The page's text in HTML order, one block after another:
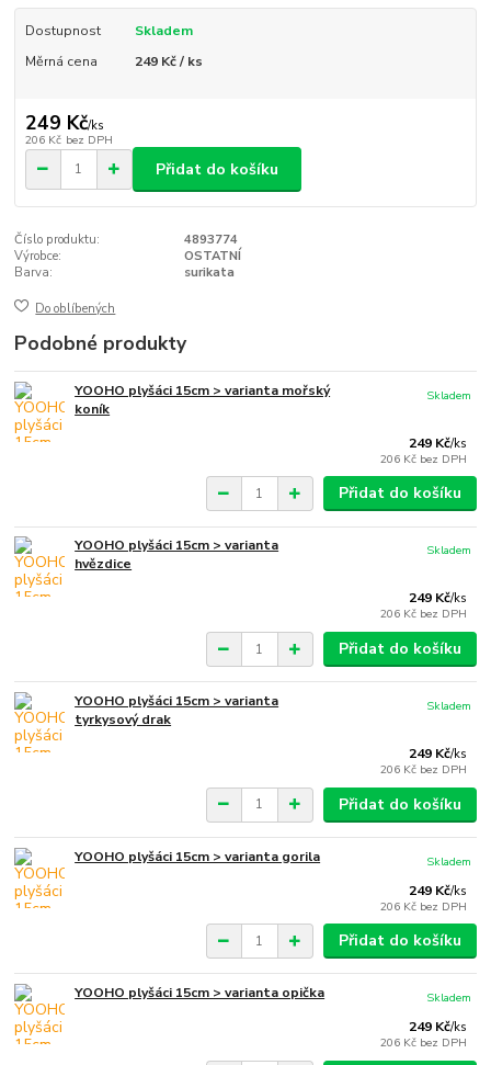
Dostupnost
Skladem
Měrná cena
249 Kč / ks
249 Kč/ks
206 Kč bez DPH
Přidat do košíku
Číslo produktu:
4893774
Výrobce:
OSTATNÍ
Barva:
surikata
Do oblíbených
Podobné produkty
YOOHO plyšáci 15cm > varianta mořský
koník
249 Kč/ks
206 Kč bez DPH
Skladem
Přidat do košíku
YOOHO plyšáci 15cm > varianta
hvězdice
249 Kč/ks
206 Kč bez DPH
Skladem
Přidat do košíku
YOOHO plyšáci 15cm > varianta
tyrkysový drak
249 Kč/ks
206 Kč bez DPH
Skladem
Přidat do košíku
YOOHO plyšáci 15cm > varianta gorila
249 Kč/ks
206 Kč bez DPH
Skladem
Přidat do košíku
YOOHO plyšáci 15cm > varianta opička
249 Kč/ks
206 Kč bez DPH
Skladem